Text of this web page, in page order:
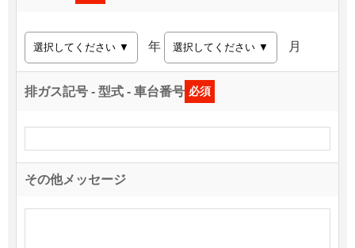
年 月
排ガス記号 - 型式 - 車台番号 必須
その他メッセージ